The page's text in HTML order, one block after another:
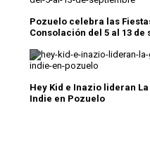
Pozuelo celebra las
Consolación del 5 al 13 de
Hey Kid e Inazio lideran La
Indie en Pozuelo